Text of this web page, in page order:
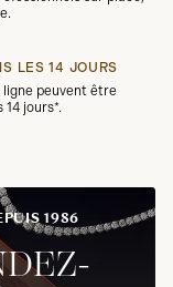
LES 14 JOURS
ligne peuvent être
jours*.
1986